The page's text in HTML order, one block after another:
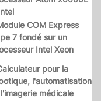
COM Express
7 fondé sur un
Intel Xeon
pour la
l'automatisation
médicale